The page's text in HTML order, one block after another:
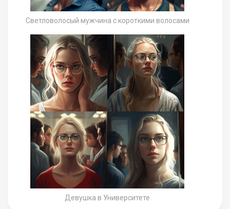
Светловолосый мужчина с короткими волосами
Девушка в Университете